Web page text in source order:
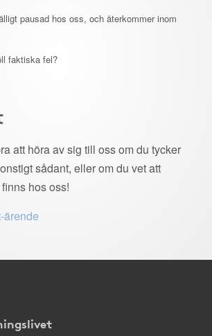
pausad hos oss, och återkommer inom
faktiska fel?
att höra av sig till oss om du tycker
sådant, eller om du vet att
hos oss!
ärende